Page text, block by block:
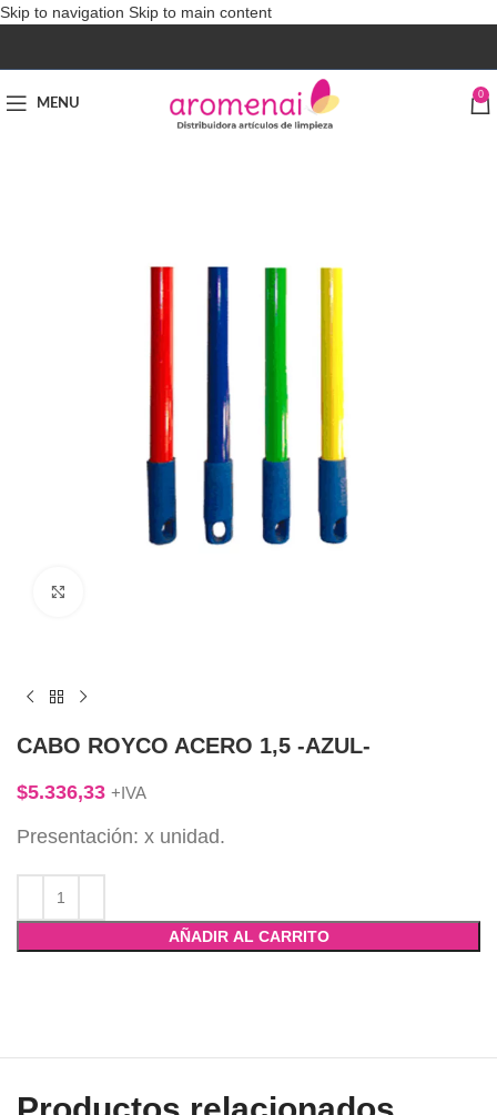
Skip to navigation Skip to main content
MENU
0
CABO ROYCO ACERO 1,5 -AZUL-
$5.336,33 +IVA
Presentación: x unidad.
AÑADIR AL CARRITO